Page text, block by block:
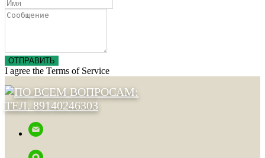
ОТПРАВИТЬ
I agree the Terms of Service